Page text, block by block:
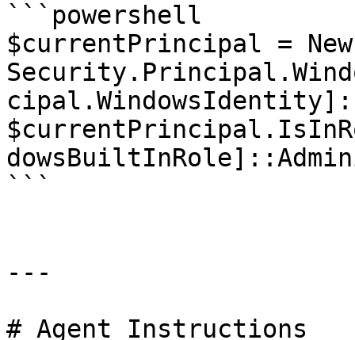
```powershell
$currentPrincipal =
```
---
# Agent Instructions